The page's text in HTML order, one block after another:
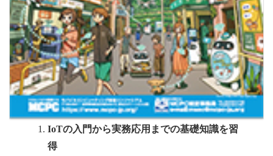
IoTの入門から実務応用までの基礎知識を習
得